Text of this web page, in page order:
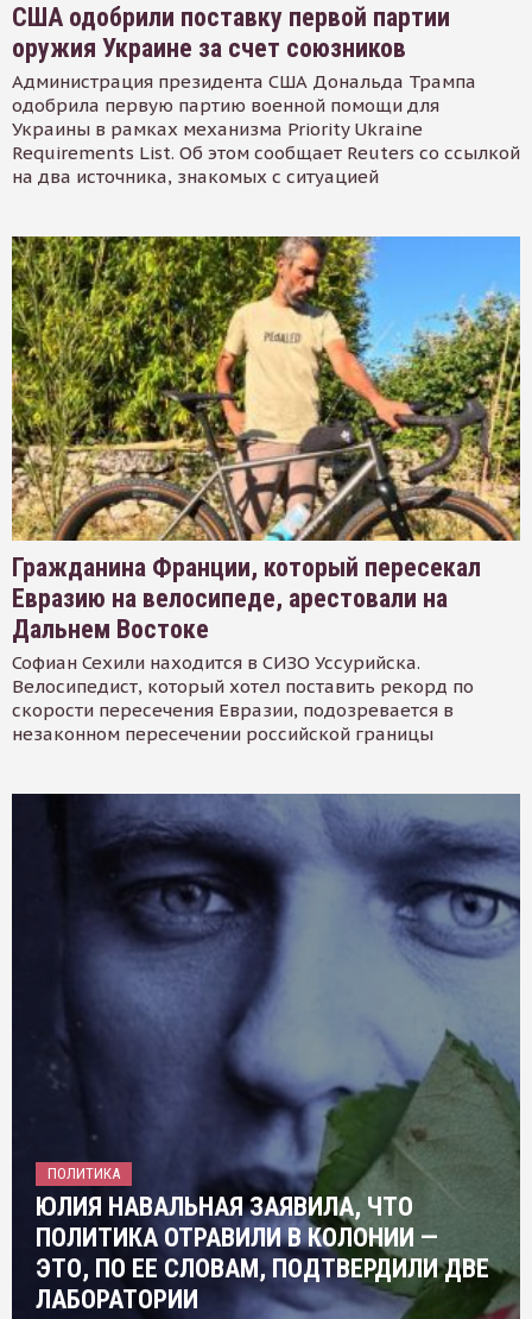
США одобрили поставку первой партии
оружия Украине за счет союзников
Администрация президента США Дональда Трампа
одобрила первую партию военной помощи для
Украины в рамках механизма Priority Ukraine
Requirements List. Об этом сообщает Reuters со ссылкой
на два источника, знакомых с ситуацией
Гражданина Франции, который пересекал
Евразию на велосипеде, арестовали на
Дальнем Востоке
Софиан Сехили находится в СИЗО Уссурийска.
Велосипедист, который хотел поставить рекорд по
скорости пересечения Евразии, подозревается в
незаконном пересечении российской границы
ПОЛИТИКА
ЮЛИЯ НАВАЛЬНАЯ ЗАЯВИЛА, ЧТО
ПОЛИТИКА ОТРАВИЛИ В КОЛОНИИ —
ЭТО, ПО ЕЕ СЛОВАМ, ПОДТВЕРДИЛИ ДВЕ
ЛАБОРАТОРИИ